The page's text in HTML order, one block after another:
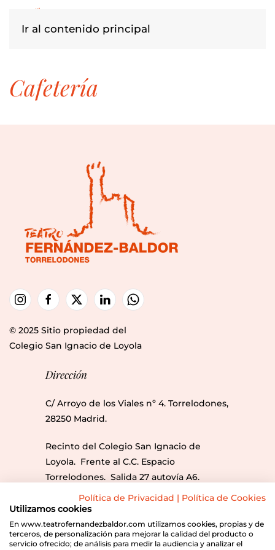
Ir al contenido principal
cafetería
© 2025 Sitio propiedad del
Colegio San Ignacio de Loyola
Dirección
C/ Arroyo de los Viales nº 4. Torrelodones,
28250 Madrid.
Recinto del Colegio San Ignacio de
Loyola. Frente al C.C. Espacio
Torrelodones. Salida 27 autovía A6.
Líneas Bus: 612, 613, 686, 686A y 685.
Envíanos un correo
Política de Privacidad | Política de Cookies
Utilizamos cookies
En www.teatrofernandezbaldor.com utilizamos cookies, propias y de
terceros, de personalización para mejorar la calidad del producto o
servicio ofrecido; de análisis para medir la audiencia y analizar el